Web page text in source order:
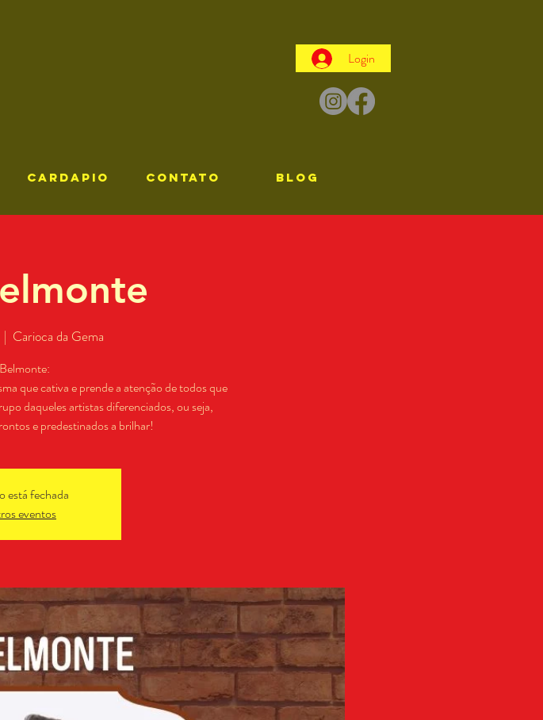
Login
CARDAPIO CONTATO Blog
|
Carioca da Gema
que cativa e prende a atenção de todos que
daqueles artistas diferenciados, ou seja,
e predestinados a brilhar!
está fechada
eventos